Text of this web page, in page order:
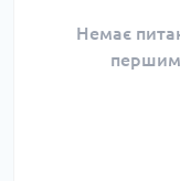
Немає
першим